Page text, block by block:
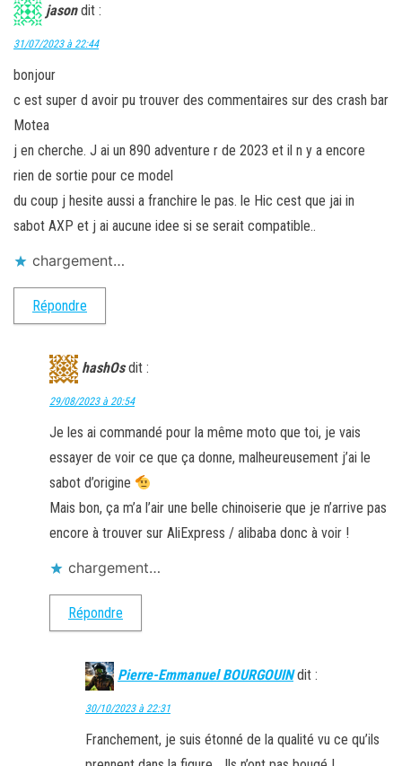
jason dit :
31/07/2023 à 22:44
bonjour
c est super d avoir pu trouver des commentaires sur des crash bar
Motea
j en cherche. J ai un 890 adventure r de 2023 et il n y a encore
rien de sortie pour ce model
du coup j hesite aussi a franchire le pas. le Hic cest que jai in
sabot AXP et j ai aucune idee si se serait compatible..
chargement…
Répondre
hashOs dit :
29/08/2023 à 20:54
Je les ai commandé pour la même moto que toi, je vais
essayer de voir ce que ça donne, malheureusement j’ai le
sabot d’origine
Mais bon, ça m’a l’air une belle chinoiserie que je n’arrive pas
encore à trouver sur AliExpress / alibaba donc à voir !
chargement…
Répondre
Pierre-Emmanuel BOURGOUIN dit :
30/10/2023 à 22:31
Franchement, je suis étonné de la qualité vu ce qu’ils